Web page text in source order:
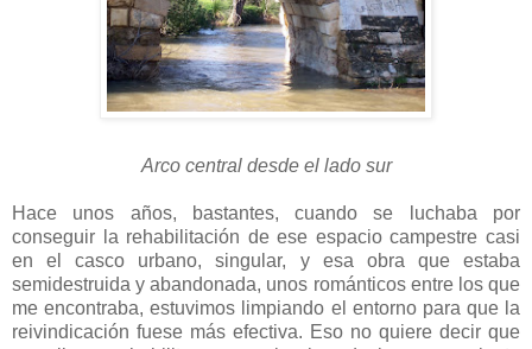
Arco central desde el lado sur
Hace unos años, bastantes, cuando se luchaba por
conseguir la rehabilitación de ese espacio campestre casi
en el casco urbano, singular, y esa obra que estaba
semidestruida y abandonada, unos románticos entre los que
me encontraba, estuvimos limpiando el entorno para que la
reivindicación fuese más efectiva. Eso no quiere decir que